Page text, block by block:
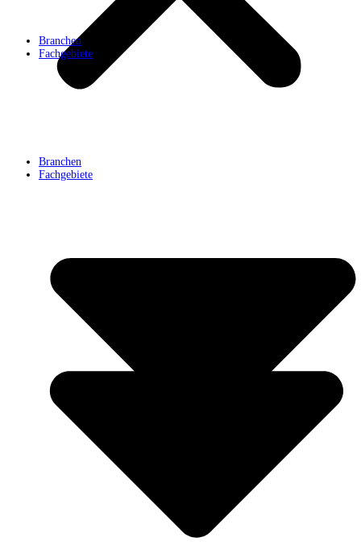
Branchen
Fachgebiete
Branchen
Fachgebiete